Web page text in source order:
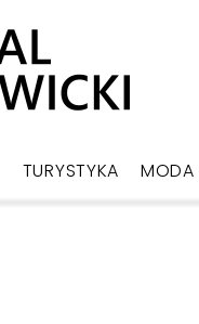
TURYSTYKA MODA